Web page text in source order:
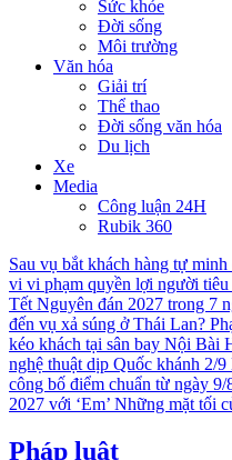
Sức khỏe
Đời sống
Môi trường
Văn hóa
Giải trí
Thể thao
Đời sống văn hóa
Du lịch
Xe
Media
Công luận 24H
Rubik 360
Sau vụ bắt khách hàng tự
vi vi phạm quyền lợi người tiêu
Tết Nguyên đán 2027 trong 7
đến vụ xả súng ở Thái Lan?
kéo khách tại sân bay Nội Bài
nghệ thuật dịp Quốc khánh 2/9
công bố điểm chuẩn từ ngày 9/
2027 với ‘Em’ Những mặt tối
Pháp luật